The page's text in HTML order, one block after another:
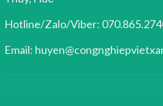
Hotline/Zalo/Viber:
Email: